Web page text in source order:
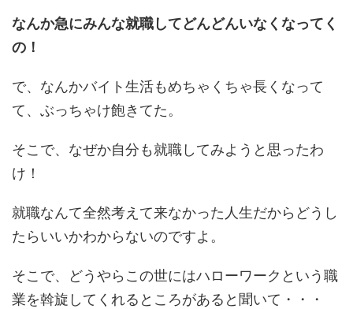
なんか急にみんな就職してどんどんいなくなってく
の！
で、なんかバイト生活もめちゃくちゃ長くなって
て、ぶっちゃけ飽きてた。
そこで、なぜか自分も就職してみようと思ったわ
け！
就職なんて全然考えて来なかった人生だからどうし
たらいいかわからないのですよ。
そこで、どうやらこの世にはハローワークという職
業を斡旋してくれるところがあると聞いて・・・